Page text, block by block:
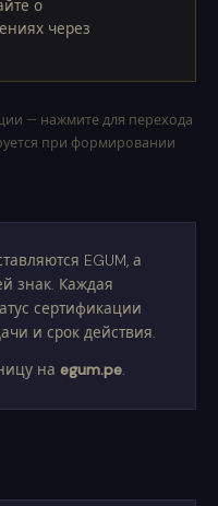
о
через
— нажмите для перехода
при формировании
EGUM, а
знак. Каждая
сертификации
и срок действия.
на egum.pe.